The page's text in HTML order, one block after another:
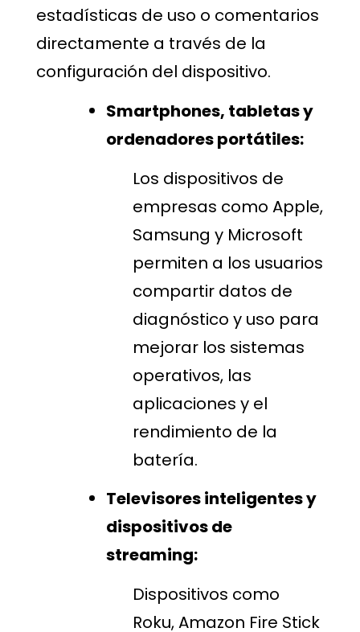
estadísticas de uso o comentarios
directamente a través de la
configuración del dispositivo.
Smartphones, tabletas y
ordenadores portátiles:
Los dispositivos de
empresas como Apple,
Samsung y Microsoft
permiten a los usuarios
compartir datos de
diagnóstico y uso para
mejorar los sistemas
operativos, las
aplicaciones y el
rendimiento de la
batería.
Televisores inteligentes y
dispositivos de
streaming:
Dispositivos como
Roku, Amazon Fire Stick